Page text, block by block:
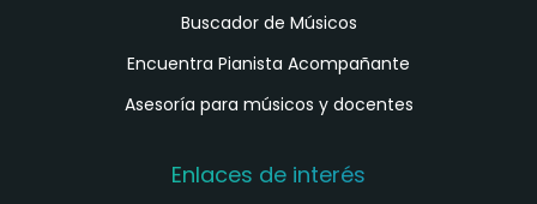
Buscador de Músicos
Encuentra Pianista Acompañante
Asesoría para músicos y docentes
Enlaces de interés